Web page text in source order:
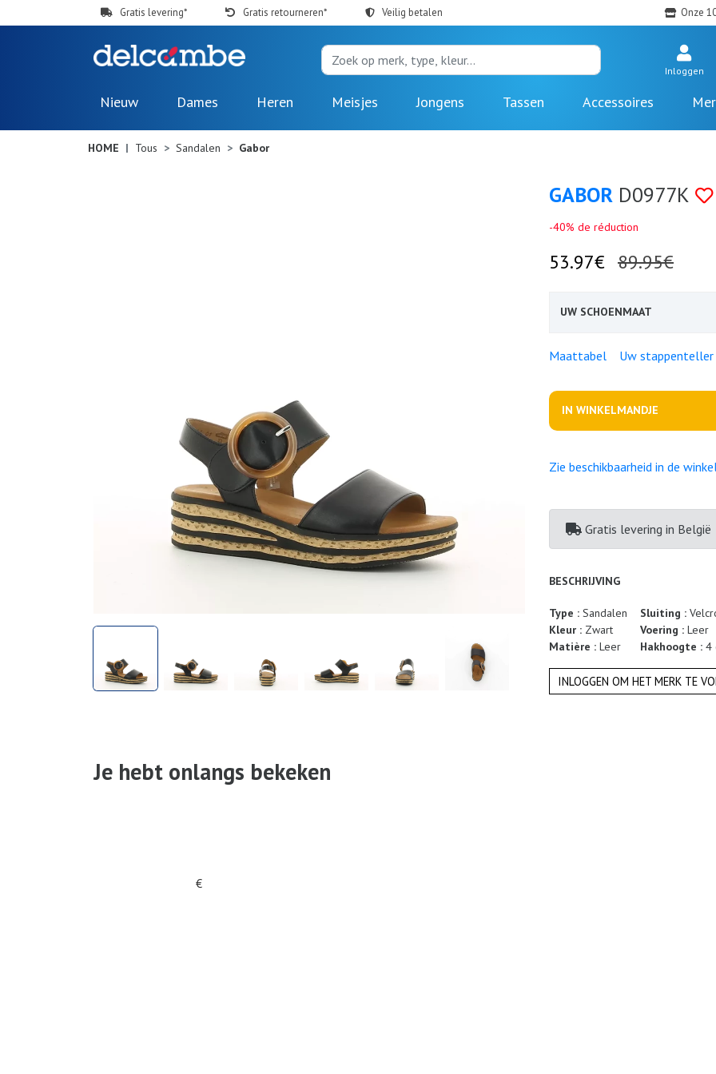
Gratis levering* Gratis retourneren* Veilig betalen Onze
Inloggen
Nieuw Dames Heren Meisjes Jongens Tassen Accessoires
HOME Tous Sandalen Gabor
GABOR D0977K
-40% de réduction
53.97€ 89.95€
UW SCHOENMAAT
Maattabel Uw stappenteller
IN WINKELMANDJE
Zie beschikbaarheid in de
Gratis levering in België
BESCHRIJVING
Type : Sandalen
Kleur : Zwart
Matière : Leer
Sluiting :
Voering : Leer
Hakhoogte : 4
INLOGGEN OM HET MERK TE
Je hebt onlangs bekeken
€